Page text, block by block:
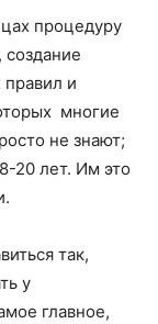
процедуру
создание
и
многие
не знают;
20 лет. Им это
так,
у
главное,